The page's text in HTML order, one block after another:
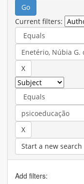
Current filters:
Start a new search
Add filters: